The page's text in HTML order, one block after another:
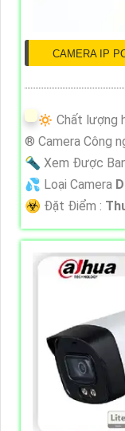
CAMERA IP
🔅 Chất lượng
®️ Camera Công
🔦 Xem Được
💦 Loại Camera
️☣️ Đặt Điểm :